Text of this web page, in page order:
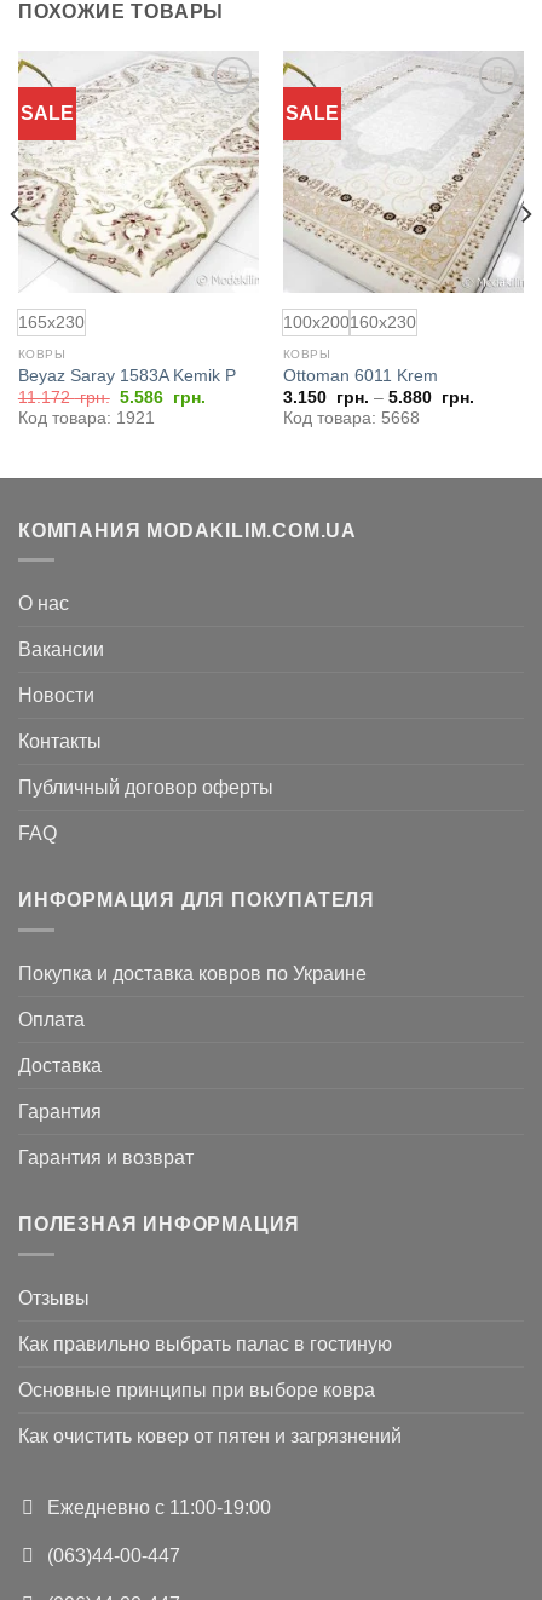
ПОХОЖИЕ ТОВАРЫ
SALE
Добавить
в
избранное
165x230
КОВРЫ
Beyaz Saray 1583A Kemik P
11.172грн. Первоначальная
цена
составляла
5.586 грн.Текущая
Код товара: 1921
SALE
Добавить
в
избранное
100x200160x230
КОВРЫ
Ottoman 6011 Krem
3.150 грн. – 5.880 грн.
Код товара: 5668
КОМПАНИЯ MODAKILIM.COM.UA
О нас
Вакансии
Новости
Контакты
Публичный договор оферты
FAQ
ИНФОРМАЦИЯ ДЛЯ ПОКУПАТЕЛЯ
Покупка и доставка ковров по Украине
Оплата
Доставка
Гарантия
Гарантия и возврат
ПОЛЕЗНАЯ ИНФОРМАЦИЯ
Отзывы
Как правильно выбрать палас в гостиную
Основные принципы при выборе ковра
Как очистить ковер от пятен и загрязнений
Ежедневно с 11:00-19:00
(063)44-00-447